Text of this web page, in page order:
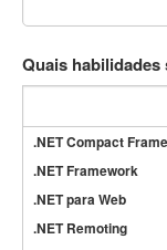
Quais habilidades
.NET Compact
.NET Framework
.NET para Web
.NET Remoting